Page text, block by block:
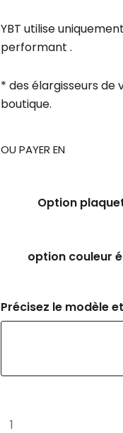
YBT utilise
performant .
* des élargisseurs de
boutique.
OU PAYER EN
Option
option couleur
Précisez le modèle